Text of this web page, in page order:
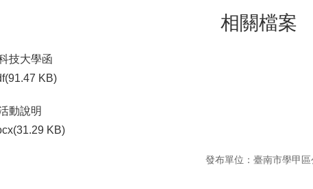
相關檔案
技大學函
KB)
動說明
KB)
發布單位：臺南市學甲區